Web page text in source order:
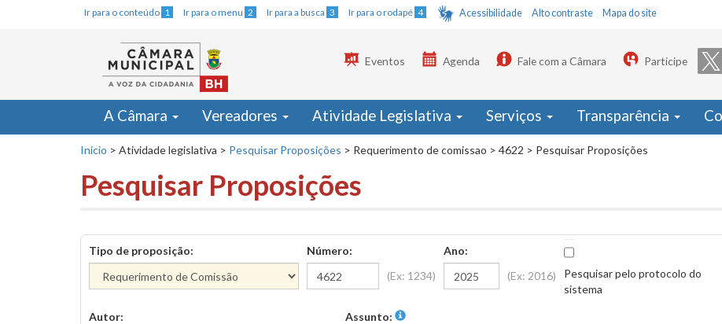
Ir para o conteúdo 1 Ir para o menu 2 Ir para a busca 3 Ir para o rodapé 4 Acessibilidade Alto contraste Mapa do site
Eventos Agenda Fale com a Câmara Participe
A Câmara Vereadores Atividade Legislativa Serviços Transparência
Início > Atividade legislativa > Pesquisar Proposições > Requerimento de comissao > 4622 > Pesquisar Proposições
Pesquisar Proposições
Tipo de proposição:
Número:
(Ex: 1234)
Ano:
(Ex: 2016)
Pesquisar pelo protocolo do
sistema
Autor:
Assunto: